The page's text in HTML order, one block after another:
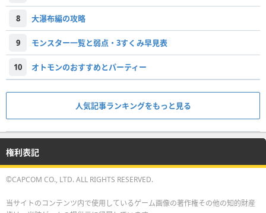
8 大瀑布編の攻略
9 モンスター一覧と弱点・3すくみ早見表
10 オトモンのおすすめとパーティー
人気記事ランキングをもっと見る
権利表記
©CAPCOM CO., LTD. ALL RIGHTS RESERVED.
当サイトのコンテンツ内で使用しているゲーム画像の著作権その他の知的財産